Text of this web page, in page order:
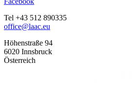
Tel +43 512 890335
office@laac.eu
Höhenstraße 94
6020 Innsbruck
Österreich